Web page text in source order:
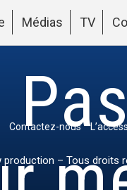
Médias TV
Contactez-nous
production – Tous droits